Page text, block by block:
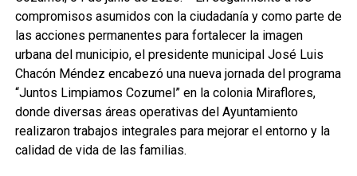
compromisos asumidos con la ciudadanía y como parte de
las acciones permanentes para fortalecer la imagen
urbana del municipio, el presidente municipal José Luis
Chacón Méndez encabezó una nueva jornada del programa
“Juntos Limpiamos Cozumel” en la colonia Miraflores,
donde diversas áreas operativas del Ayuntamiento
realizaron trabajos integrales para mejorar el entorno y la
calidad de vida de las familias.